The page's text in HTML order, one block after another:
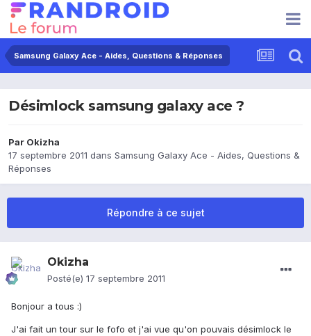
Samsung Galaxy Ace - Aides, Questions & Réponses
Désimlock samsung galaxy ace ?
Par Okizha
17 septembre 2011 dans Samsung Galaxy Ace - Aides, Questions &
Réponses
Répondre à ce sujet
Okizha
Posté(e) 17 septembre 2011
Bonjour a tous :)
J'ai fait un tour sur le fofo et j'ai vue qu'on pouvais désimlock le